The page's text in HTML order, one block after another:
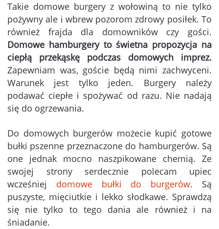
Takie domowe burgery z wołowiną to nie tylko
pożywny ale i wbrew pozorom zdrowy posiłek. To
również frajda dla domowników czy gości.
Domowe hamburgery to świetna propozycja na
ciepłą przekąskę podczas domowych imprez.
Zapewniam was, goście będą nimi zachwyceni.
Warunek jest tylko jeden. Burgery należy
podawać ciepłe i spożywać od razu. Nie nadają
się do ogrzewania.
Do domowych burgerów możecie kupić gotowe
bułki pszenne przeznaczone do hamburgerów. Są
one jednak mocno naszpikowane chemią. Ze
swojej strony serdecznie polecam upiec
wcześniej domowe bułki do burgerów. Są
puszyste, mięciutkie i lekko słodkawe. Sprawdzą
się nie tylko to tego dania ale również i na
śniadanie.